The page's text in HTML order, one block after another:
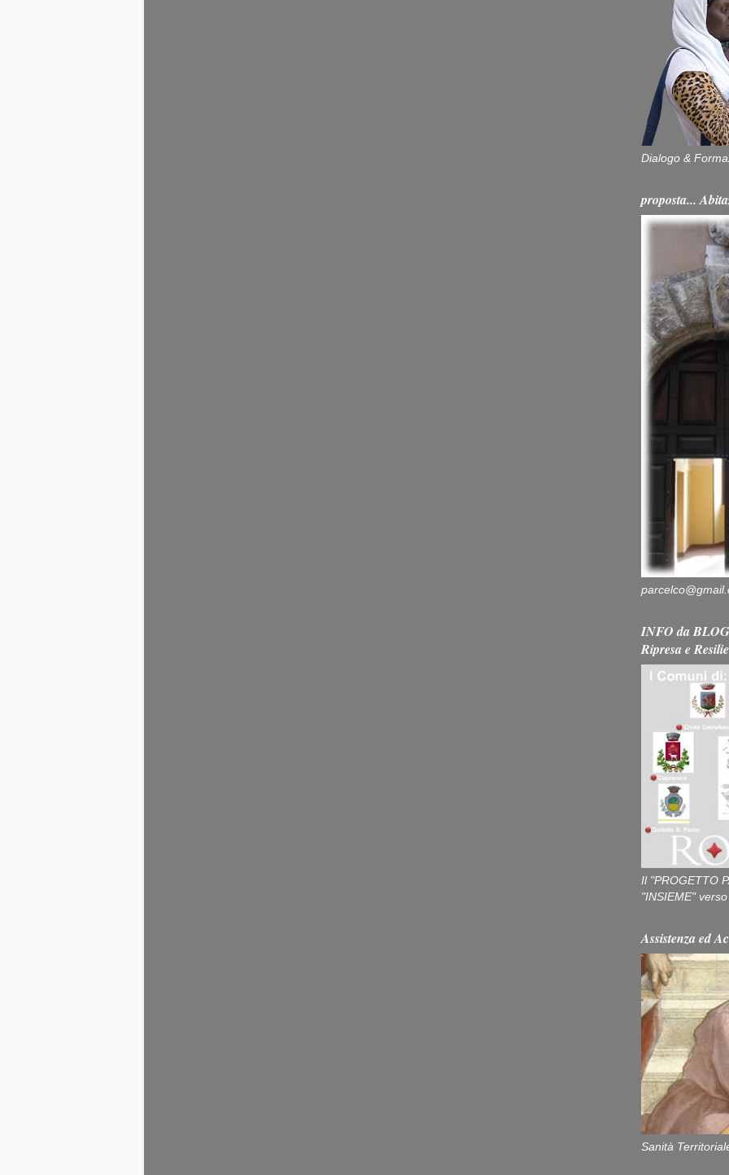
Dialogo &
proposta...
INFO da
Ripresa e
Il "PROGETTO
"INSIEME"
Assistenza ed
Sanità